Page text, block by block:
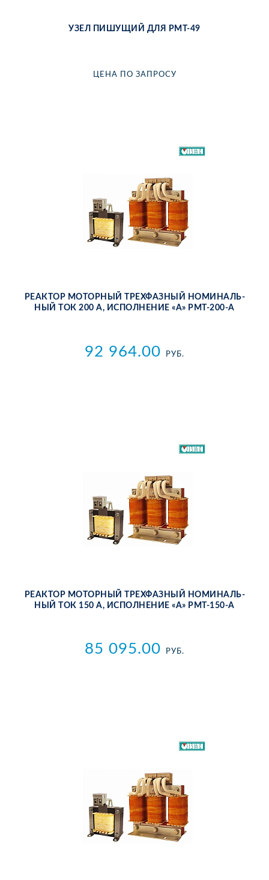
УЗЕЛ ПИ­ШУ­ЩИЙ ДЛЯ РМТ-49
ЦЕ­НА ПО ЗА­ПРО­СУ
РЕ­АК­ТОР МО­ТОР­НЫЙ ТРЕХ­ФАЗ­НЫЙ НО­МИ­НАЛЬ­
НЫЙ ТОК 200 А, ИС­ПОЛ­НЕ­НИЕ «А» РМТ-200-А
92 964.00 РУБ.
РЕ­АК­ТОР МО­ТОР­НЫЙ ТРЕХ­ФАЗ­НЫЙ НО­МИ­НАЛЬ­
НЫЙ ТОК 150 А, ИС­ПОЛ­НЕ­НИЕ «А» РМТ-150-А
85 095.00 РУБ.